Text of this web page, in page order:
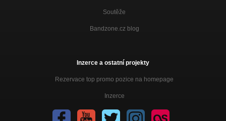
Soutěže
Bandzone.cz blog
Inzerce a ostatní projekty
Rezervace top promo pozice na homepage
Inzerce